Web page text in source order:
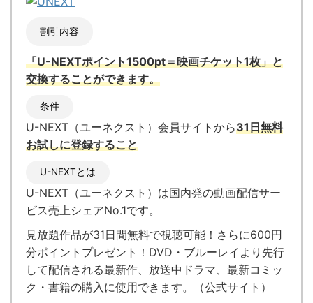
割引内容
「U-NEXTポイント1500pt＝映画チケット1枚」と
交換することができます。
条件
U-NEXT（ユーネクスト）会員サイトから31日無料
お試しに登録すること
U-NEXTとは
U-NEXT（ユーネクスト） は国内発の動画配信サー
ビス売上シェアNo.1です。
見放題作品が31日間無料で視聴可能！ さらに600円
分ポイントプレゼント！DVD・ブルーレイより先行
して配信される最新作、放送中ドラマ、最新コミッ
ク・書籍の購入に使用できます。（公式サイト ）